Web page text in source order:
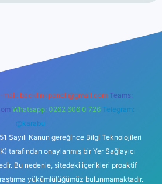
mail: backlinkpaneli@gmail.com Teams:
Whatsapp: 0262 606 0 726 Telegram:
@karabul
Sayılı Kanun gereğince Bilgi Teknolojileri
tarafından onaylanmış bir Yer Sağlayıcı
Bu nedenle, sitedeki içerikleri proaktif
yükümlülüğümüz bulunmamaktadır.